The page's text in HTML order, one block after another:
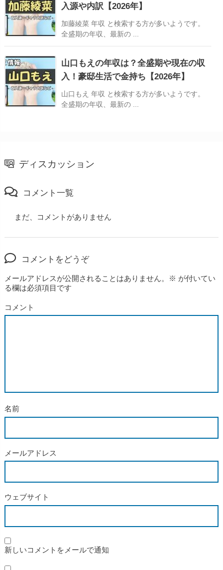
入源や内訳【2026年】
加藤綾菜 年収 と検索する方が多いようです。
全盛期の年収、最新の ...
山口もえの年収は？全盛期や現在の収
入！豪邸生活で金持ち【2026年】
山口もえ 年収 と検索する方が多いようです。
全盛期の年収、最新の ...
ディスカッション
コメント一覧
まだ、コメントがありません
コメントをどうぞ
メールアドレスが公開されることはありません。 ※ が付いてい
る欄は必須項目です
コメント
名前
メールアドレス
ウェブサイト
新しいコメントをメールで通知